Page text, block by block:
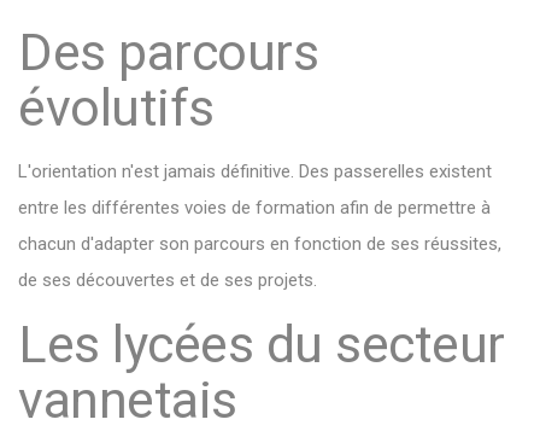
Des parcours
évolutifs
L'orientation n'est jamais définitive. Des passerelles existent
entre les différentes voies de formation afin de permettre à
chacun d'adapter son parcours en fonction de ses réussites,
de ses découvertes et de ses projets.
Les lycées du secteur
vannetais